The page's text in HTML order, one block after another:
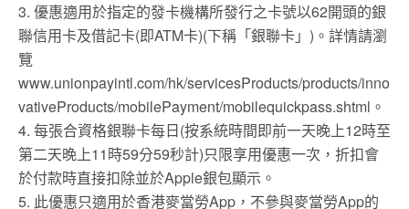
3. 優惠適用於指定的發卡機構所發行之卡號以62開頭的銀
聯信用卡及借記卡(即ATM卡)(下稱「銀聯卡」)。詳情請瀏
覽
www.unionpayintl.com/hk/servicesProducts/products/inno
vativeProducts/mobilePayment/mobilequickpass.shtml。
4. 每張合資格銀聯卡每日(按系統時間即前一天晚上12時至
第二天晚上11時59分59秒計)只限享用優惠一次，折扣會
於付款時直接扣除並於Apple銀包顯示。
5. 此優惠只適用於香港麥當勞App，不參與麥當勞App的